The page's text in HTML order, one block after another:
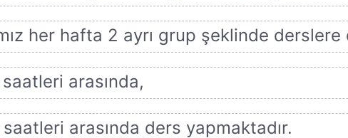
her hafta 2 ayrı grup şeklinde
arasında,
arasında ders yapmaktadır.